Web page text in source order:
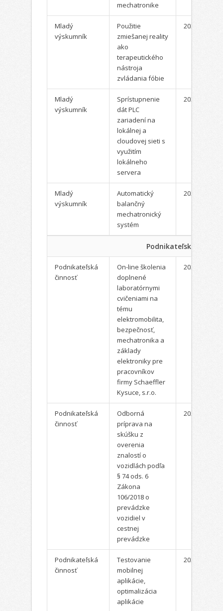
mechatronike
Mladý
výskumník
Použitie
zmiešanej reality
ako
terapeutického
nástroja
zvládania fóbie
2022
Mladý
výskumník
Sprístupnenie
dát PLC
zariadení na
lokálnej a
cloudovej sieti s
využitím
lokálneho
servera
2022
Mladý
výskumník
Automatický
balančný
mechatronický
systém
2022
Podnikateľská činnosť
Podnikateľská
činnosť
On-line školenia
doplnené
laboratórnymi
cvičeniami na
tému
elektromobilita,
bezpečnosť,
mechatronika a
základy
elektroniky pre
pracovníkov
firmy Schaeffler
Kysuce, s.r.o.
2022
Podnikateľská
činnosť
Odborná
príprava na
skúšku z
overenia
znalostí o
vozidlách podľa
§ 74 ods. 6
Zákona
106/2018 o
prevádzke
vozidiel v
cestnej
prevádzke
2022
Podnikateľská
činnosť
Testovanie
mobilnej
aplikácie,
optimalizácia
aplikácie
2022